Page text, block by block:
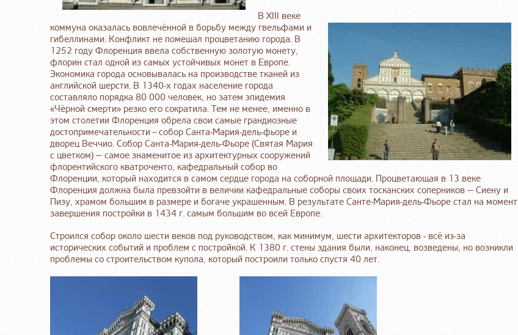
В XIII веке
коммуна оказалась вовлечённой в борьбу между гвельфами и
гибеллинами. Конфликт не помешал процветанию города. В
1252 году Флоренция ввела собственную золотую монету,
флорин стал одной из самых устойчивых монет в Европе.
Экономика города основывалась на производстве тканей из
английской шерсти. В 1340-х годах население города
составляло порядка 80 000 человек, но затем эпидемия
«Чёрной смерти» резко его сократила. Тем не менее, именно в
этом столетии Флоренция обрела свои самые грандиозные
достопримечательности – собор Санта-Мария-дель-фьоре и
дворец Веччио. Собор Санта-Мария-дель-Фьоре (Святая Мария
с цветком) — самое знаменитое из архитектурных сооружений
флорентийского кватроченто, кафедральный собор во
Флоренции, который находится в самом сердце города на соборной площади. Процветающая в 13 веке
Флоренция должна была превзойти в величии кафедральные соборы своих тосканских соперников — Сиену и
Пизу, храмом большим в размере и богаче украшенным. В результате Санте-Мария-дель-Фьоре стал на момент
завершения постройки в 1434 г. самым большим во всей Европе.
Строился собор около шести веков под руководством, как минимум, шести архитекторов - всё из-за
исторических событий и проблем с постройкой. К 1380 г. стены здания были, наконец, возведены, но возникли
проблемы со строительством купола, который построили только спустя 40 лет.